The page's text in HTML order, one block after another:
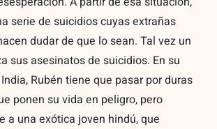
serie de suicidios cuyas extrañas
dudar de que lo sean. Tal vez un
sus asesinatos de suicidios. En su
Rubén tiene que pasar por duras
ponen su vida en peligro, pero
a una exótica joven hindú, que